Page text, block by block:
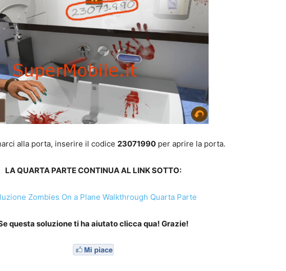
alla porta, inserire il codice 23071990per aprire la porta.
LA QUARTA PARTE CONTINUA AL LINK SOTTO:
Zombies On a Plane Walkthrough Quarta Parte
questa soluzione ti ha aiutato clicca qua! Grazie!